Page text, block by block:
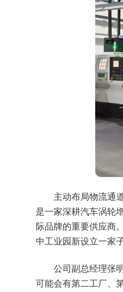
主动布局物流通
是一家深耕汽车涡轮
际品牌的重要供应商
中工业园新设立一家
公司副总经理张
可能会有第二工厂、